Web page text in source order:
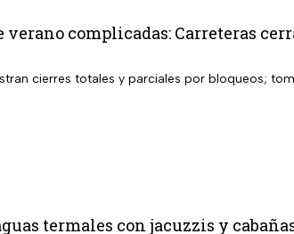
verano complicadas: Carreteras
cierres totales y parciales por bloqueos;
termales con jacuzzis y